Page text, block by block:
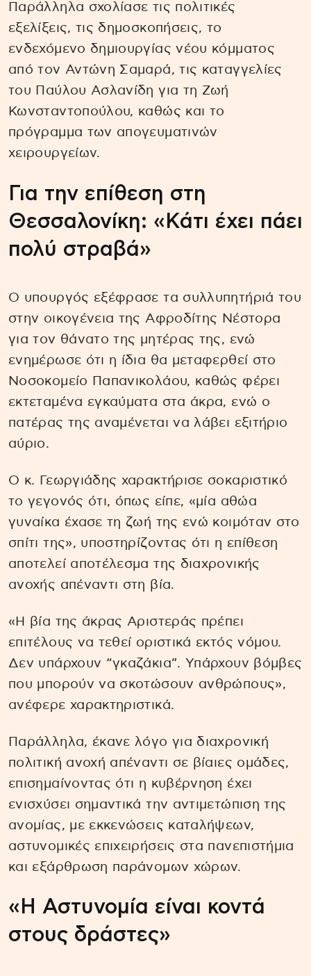
Παράλληλα σχολίασε τις πολιτικές
εξελίξεις, τις δημοσκοπήσεις, το
ενδεχόμενο δημιουργίας νέου κόμματος
από τον Αντώνη Σαμαρά, τις καταγγελίες
του Παύλου Ασλανίδη για τη Ζωή
Κωνσταντοπούλου, καθώς και το
πρόγραμμα των απογευματινών
χειρουργείων.
Για την επίθεση στη
Θεσσαλονίκη: «Κάτι έχει πάει
πολύ στραβά»
Ο υπουργός εξέφρασε τα συλλυπητήριά του
στην οικογένεια της Αφροδίτης Νέστορα
για τον θάνατο της μητέρας της, ενώ
ενημέρωσε ότι η ίδια θα μεταφερθεί στο
Νοσοκομείο Παπανικολάου, καθώς φέρει
εκτεταμένα εγκαύματα στα άκρα, ενώ ο
πατέρας της αναμένεται να λάβει εξιτήριο
αύριο.
Ο κ. Γεωργιάδης χαρακτήρισε σοκαριστικό
το γεγονός ότι, όπως είπε, «μία αθώα
γυναίκα έχασε τη ζωή της ενώ κοιμόταν στο
σπίτι της», υποστηρίζοντας ότι η επίθεση
αποτελεί αποτέλεσμα της διαχρονικής
ανοχής απέναντι στη βία.
«Η βία της άκρας Αριστεράς πρέπει
επιτέλους να τεθεί οριστικά εκτός νόμου.
Δεν υπάρχουν “γκαζάκια”. Υπάρχουν βόμβες
που μπορούν να σκοτώσουν ανθρώπους»,
ανέφερε χαρακτηριστικά.
Παράλληλα, έκανε λόγο για διαχρονική
πολιτική ανοχή απέναντι σε βίαιες ομάδες,
επισημαίνοντας ότι η κυβέρνηση έχει
ενισχύσει σημαντικά την αντιμετώπιση της
ανομίας, με εκκενώσεις καταλήψεων,
αστυνομικές επιχειρήσεις στα πανεπιστήμια
και εξάρθρωση παράνομων χώρων.
«Η Αστυνομία είναι κοντά
στους δράστες»